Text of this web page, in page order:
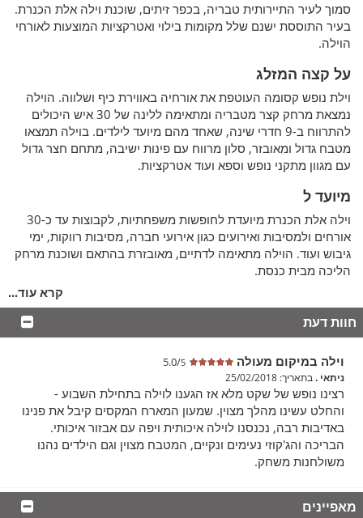
סמוך לעיר התיירותית טבריה, בכפר זיתים, שוכנת וילה אלת הכנרת.
בעיר התוססת ישנם שלל מקומות בילוי ואטרקציות המוצעות לאורחי
הוילה.
על קצה המזלג
וילת נופש קסומה העוטפת את אורחיה באווירת כיף ושלווה. הוילה
נמצאת מרחק קצר מטבריה ומתאימה ללינה של 30 איש היכולים
להתרווח ב-9 חדרי שינה, שאחד מהם מיועד לילדים. בוילה תמצאו
מטבח גדול ומאובזר, סלון מרווח עם פינות ישיבה, מתחם חצר גדול
עם מגוון מתקני נופש וספא ועוד אטרקציות.
מיועד ל
וילה אלת הכנרת מיועדת לחופשות משפחתיות, לקבוצות עד כ-30
אורחים ולמסיבות ואירועים כגון אירועי חברה, מסיבות רווקות, ימי
גיבוש ועוד. הוילה מתאימה לדתיים, מאובזרת בהתאם ושוכנת מרחק
הליכה מבית כנסת.
הראשונה ישנו סלון גדול ובו תוכלו להתרווח ולצפות במסך טלוויזיה
בסרטים או תוכניות וליהנות גם ממערכת הקולנוע הביתית. במטבח
הגדול הנמצא בוילה תוכלו ליהנות מהכנת ארוחות טובות בעזרת
הכיריים, תנור האפייה, מתקן התמי 4 ועוד. בקומה השנייה של הוילה
ישנם 9 חדרי שינה מפוארים ומרווחים. 8 חדרי שינה זוגיים הכוללים
מיטה זוגית, שידה עם מראה ומסך טלוויזיה עם חיבור כבלים. חדר
השינה הנוסף מיועד לילדים ובו הם יהנו ממיטות קומתיים כיפיות.
ליד כל חדר שינה ישנו חדר רחצה מפואר הכולל מקלחון, תחליבי
חצר הוילה
קרא עוד...
חוות דעת
וילה במיקום מעולה 5.0/5
ניתאי .בתאריך: 25/02/2018
רצינו נופש של שקט מלא אז הגענו לוילה בתחילת השבוע -
והחלט עשינו מהלך מצוין. שמעון המארח המקסים קיבל את פנינו
באדיבות רבה, נכנסנו לוילה איכותית ויפה עם אבזור איכותי.
הבריכה והג'קוזי נעימים ונקיים, המטבח מצוין וגם הילדים נהנו
משולחנות משחק.
מאפיינים